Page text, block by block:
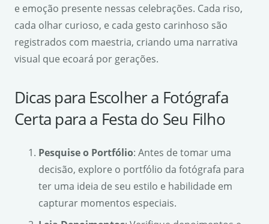
e emoção presente nessas celebrações. Cada riso,
cada olhar curioso, e cada gesto carinhoso são
registrados com maestria, criando uma narrativa
visual que ecoará por gerações.
Dicas para Escolher a Fotógrafa
Certa para a Festa do Seu Filho
Pesquise o Portfólio: Antes de tomar uma
decisão, explore o portfólio da fotógrafa para
ter uma ideia de seu estilo e habilidade em
capturar momentos especiais.